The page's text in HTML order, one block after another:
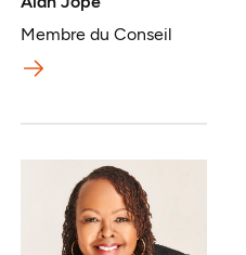
Membre du Conseil